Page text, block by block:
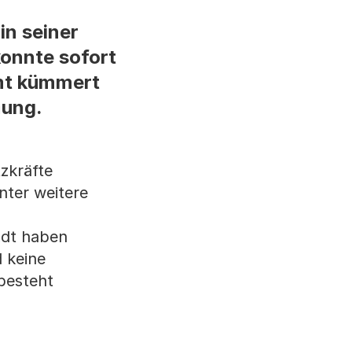
seiner
sofort
kümmert
weitere
haben
keine